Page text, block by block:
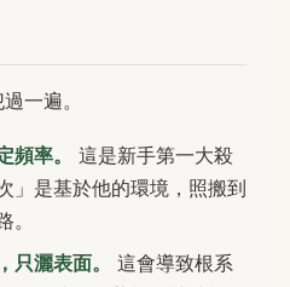
一遍。
頻率。
這是新手第一大殺
」是基於他的環境，照搬到
只灑表面。
這會導致根系